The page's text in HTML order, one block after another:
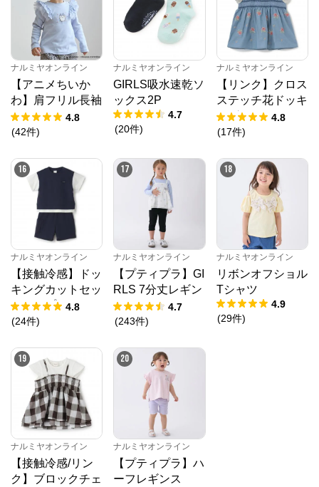
ナルミヤオンライン
【アニメちいか
わ】肩フリル長袖
Tシャツ
4.8
(42件)
ナルミヤオンライン
GIRLS吸水速乾ソ
ックス2P
4.7
(20件)
ナルミヤオンライン
【リンク】クロス
ステッチ花ドッキ
ングTシャツ
4.8
(17件)
16
ナルミヤオンライン
【接触冷感】ドッ
キングカットセッ
トアップ
4.8
(24件)
17
ナルミヤオンライン
【プティプラ】GI
RLS 7分丈レギン
ス
4.7
(243件)
18
ナルミヤオンライン
リボンオフショル
Tシャツ
4.9
(29件)
19
ナルミヤオンライン
【接触冷感/リン
ク】ブロックチェ
20
ナルミヤオンライン
【プティプラ】ハ
ーフレギンス